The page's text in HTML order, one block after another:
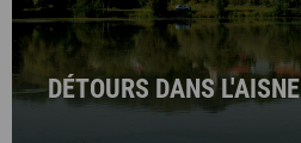
DÉTOURS DANS L'AISNE